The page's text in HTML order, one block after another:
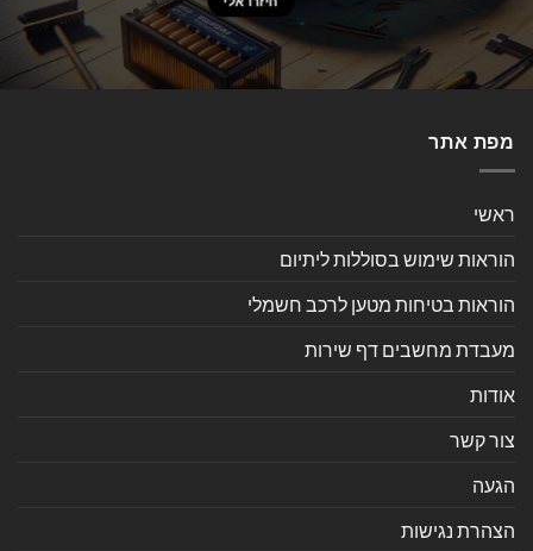
מפת אתר
ראשי
הוראות שימוש בסוללות ליתיום
הוראות בטיחות מטען לרכב חשמלי
מעבדת מחשבים דף שירות
אודות
צור קשר
הגעה
הצהרת נגישות